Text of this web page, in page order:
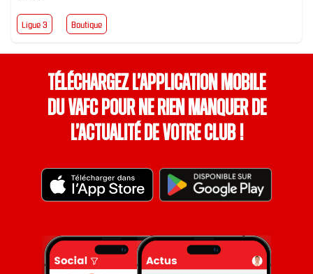
Ligue 3 Boutique
Téléchargez l’application mobile
du VAFC pour ne rien manquer de
l’actualité de votre club !